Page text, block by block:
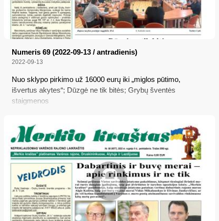
Numeris 69 (2022-09-13 / antradienis)
2022-09-13
Nuo sklypo pirkimo už 16000 eurų iki „miglos pūtimo,
išvertus akytes“; Dūzgė ne tik bitės; Grybų šventės
staigmenos